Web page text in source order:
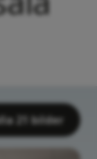
21 bilder